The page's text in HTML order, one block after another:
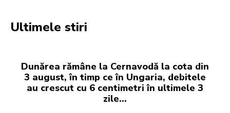
Ultimele stiri
Dunărea rămâne la Cernavodă la cota din
3 august, în timp ce în Ungaria, debitele
au crescut cu 6 centimetri în ultimele 3
zile...